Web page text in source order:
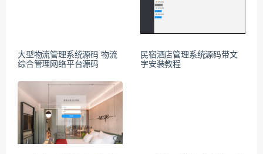
大型物流管理系统源码 物流
综合管理网络平台源码
民宿酒店管理系统源码带文
字安装教程